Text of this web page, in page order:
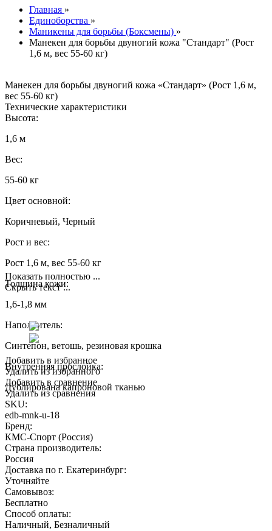
Главная »
Единоборства »
Маникены для борьбы (Боксмены) »
Манекен для борьбы двуногий кожа "Стандарт" (Рост
1,6 м, вес 55-60 кг)
Манекен для борьбы двуногий кожа «Стандарт» (Рост 1,6 м,
вес 55-60 кг)
Технические характеристики
Высота:
1,6 м
Вес:
55-60 кг
Цвет основной:
Коричневый, Черный
Рост и вес:
Рост 1,6 м, вес 55-60 кг
Толщина кожи:
1,6-1,8 мм
Наполнитель:
Синтепон, ветошь, резиновая крошка
Внутренняя прослойка:
Дублирована капроновой тканью
Показать полностью ...
Скрыть текст ...
Добавить в избранное
Удалить из избранного
Добавить в сравнение
Удалить из сравнения
SKU:
edb-mnk-u-18
Бренд:
КМС-Спорт (Россия)
Страна производитель:
Россия
Доставка по г. Екатеринбург:
Уточняйте
Самовывоз:
Бесплатно
Способ оплаты:
Наличный, Безналичный